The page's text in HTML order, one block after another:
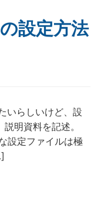
設定方法
いらしいけど、設
明資料を記述。
設定ファイルは極